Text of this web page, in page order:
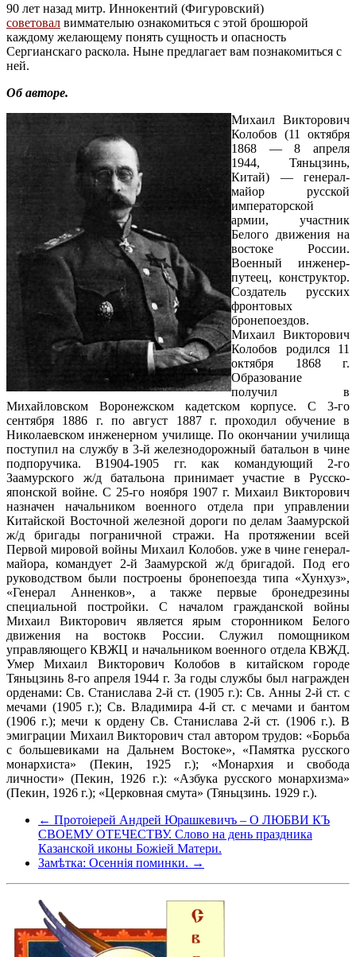
90 лет назад митр. Иннокентий (Фигуровский)
советовал виммателыю ознакомиться с этой брошюрой
каждому желающему понять сущность и опасность
Сергианскаго раскола. Ныне предлагает вам познакомиться с
ней.
Об авторе.
Михаил Викторович
Колобов (11 октября
1868 — 8 апреля
1944, Тяньцзинь,
Китай) — генерал-
майор русской
императорской
армии, участник
Белого движения на
востоке России.
Военный инженер-
путеец, конструктор.
Создатель русских
фронтовых
бронепоездов.
Михаил Викторович
Колобов родился 11
октября 1868 г.
Образование
получил в
Михайловском Воронежском кадетском корпусе. С 3-го
сентября 1886 г. по август 1887 г. проходил обучение в
Николаевском инженерном училище. По окончании училища
поступил на службу в 3-й железнодорожный батальон в чине
подпоручика. В1904-1905 гг. как командующий 2-го
Заамурского ж/д батальона принимает участие в Русско-
японской войне. С 25-го ноября 1907 г. Михаил Викторович
назначен начальником военного отдела при управлении
Китайской Восточной железной дороги по делам Заамурской
ж/д бригады пограничной стражи. На протяжении всей
Первой мировой войны Михаил Колобов. уже в чине генерал-
майора, командует 2-й Заамурской ж/д бригадой. Под его
руководством были построены бронепоезда типа «Хунхуз»,
«Генерал Анненков», а также первые бронедрезины
специальной постройки. С началом гражданской войны
Михаил Викторович является ярым сторонником Белого
движения на востокв России. Служил помощником
управляющего КВЖЦ и начальником военного отдела КВЖД.
Умер Михаил Викторович Колобов в китайском городе
Тяньцзинь 8-го апреля 1944 г. За годы службы был награжден
орденами: Св. Станислава 2-й ст. (1905 г.): Св. Анны 2-й ст. с
мечами (1905 г.); Св. Владимира 4-й ст. с мечами и бантом
(1906 г.); мечи к ордену Св. Станислава 2-й ст. (1906 г.). В
эмиграции Михаил Викторович стал автором трудов: «Борьба
с большевиками на Дальнем Востоке», «Памятка русского
монархиста» (Пекин, 1925 г.); «Монархия и свобода
личности» (Пекин, 1926 г.): «Азбука русского монархизма»
(Пекин, 1926 г.); «Церковная смута» (Тяньцзинь. 1929 г.).
← Протоіерей Андрей Юрашкевичъ – О ЛЮБВИ КЪ
СВОЕМУ ОТЕЧЕСТВУ. Слово на день праздника
Казанской иконы Божіей Матери.
Замѣтка: Осеннія поминки. →